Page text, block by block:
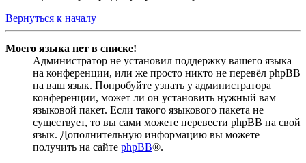
Вернуться к началу
Моего языка нет в списке!
Администратор не установил поддержку вашего языка
на конференции, или же просто никто не перевёл phpBB
на ваш язык. Попробуйте узнать у администратора
конференции, может ли он установить нужный вам
языковой пакет. Если такого языкового пакета не
существует, то вы сами можете перевести phpBB на свой
язык. Дополнительную информацию вы можете
получить на сайте phpBB®.